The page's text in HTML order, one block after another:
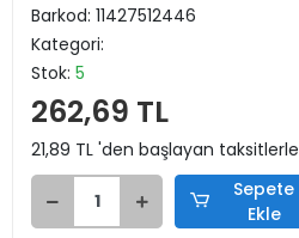
Barkod: 11427512446
Kategori:
Stok: 5
262,69 TL
21,89 TL 'den başlayan taksitlerle
Sepete
Ekle